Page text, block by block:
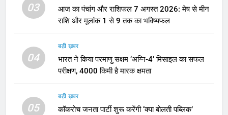
03
आज का पंचांग और राशिफल 7 अगस्त 2026: मेष से मीन
राशि और मूलांक 1 से 9 तक का भविष्यफल
04
बड़ी ख़बर
भारत ने किया परमाणु सक्षम ‘अग्नि-4’ मिसाइल का सफल
परीक्षण, 4000 किमी है मारक क्षमता
05
बड़ी ख़बर
कॉकरोच जनता पार्टी शुरू करेंगी ‘क्या बोलती पब्लिक’